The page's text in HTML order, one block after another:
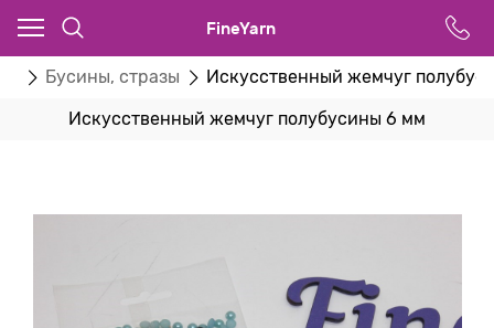
FineYarn
Бусины, стразы Искусственный жемчуг
Искусственный жемчуг полубусины 6 мм